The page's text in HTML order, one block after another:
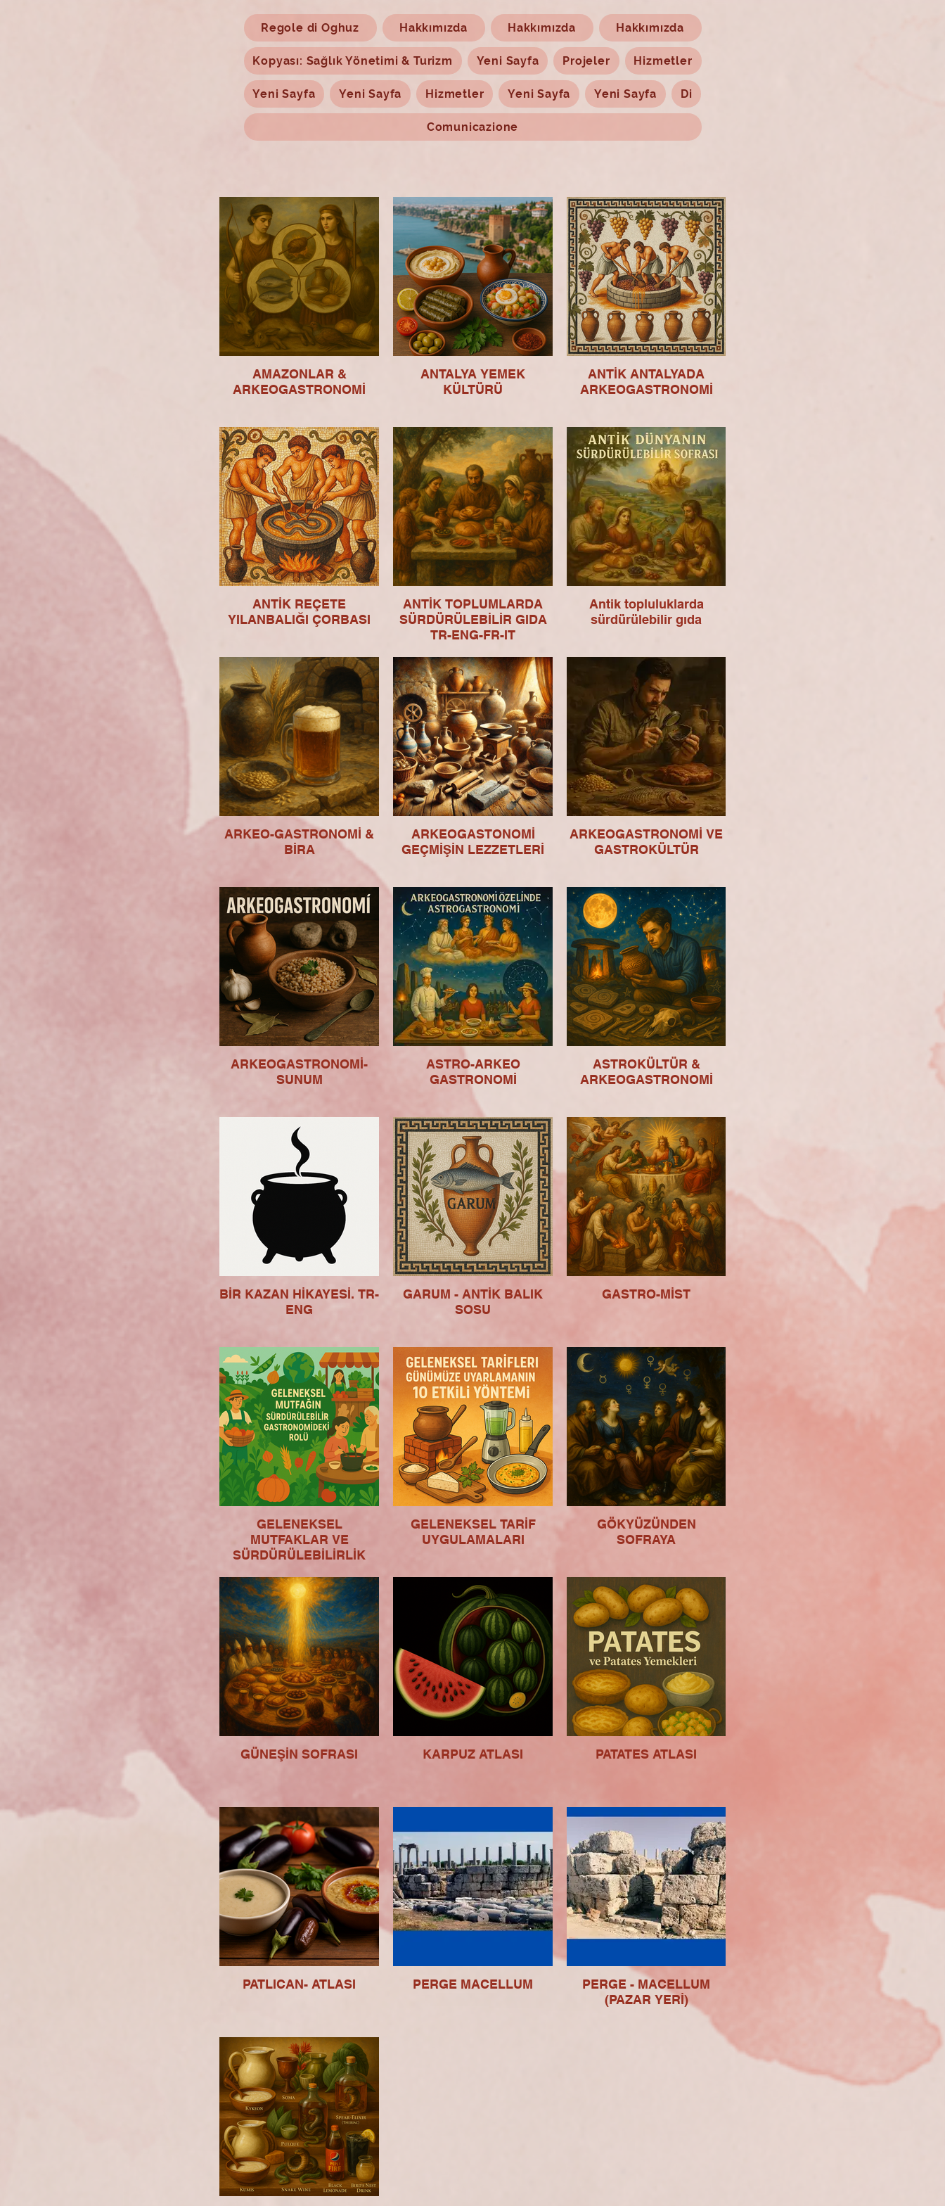
Regole di Oghuz Hakkımızda Hakkımızda Hakkımızda
Kopyası: Sağlık Yönetimi & Turizm Yeni Sayfa Projeler Hizmetler
Yeni Sayfa Yeni Sayfa Hizmetler Yeni Sayfa Yeni Sayfa Di
Comunicazione
AMAZONLAR &
ARKEOGASTRONOMİ
ANTALYA YEMEK
KÜLTÜRÜ
ANTİK ANTALYADA
ARKEOGASTRONOMİ
ANTİK REÇETE
YILANBALIĞI ÇORBASI
ANTİK TOPLUMLARDA
SÜRDÜRÜLEBİLİR GIDA
TR-ENG-FR-IT
Antik topluluklarda
sürdürülebilir gıda
ARKEO-GASTRONOMİ &
BİRA
ARKEOGASTONOMİ
GEÇMİŞİN LEZZETLERİ
ARKEOGASTRONOMİ VE
GASTROKÜLTÜR
ARKEOGASTRONOMİ-
SUNUM
ASTRO-ARKEO
GASTRONOMİ
ASTROKÜLTÜR &
ARKEOGASTRONOMİ
BİR KAZAN HİKAYESİ. TR-
ENG
GARUM - ANTİK BALIK
SOSU
GASTRO-MİST
GELENEKSEL
MUTFAKLAR VE
SÜRDÜRÜLEBİLİRLİK
GELENEKSEL TARİF
UYGULAMALARI
GÖKYÜZÜNDEN
SOFRAYA
GÜNEŞİN SOFRASI KARPUZ ATLASI PATATES ATLASI
PATLICAN- ATLASI PERGE MACELLUM
PERGE - MACELLUM
(PAZAR YERİ)